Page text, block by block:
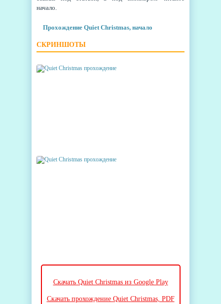
начало.
Прохождение Quiet Christmas, начало
СКРИНШОТЫ
Скачать Quiet Christmas из Google Play
Скачать прохождение Quiet Christmas, PDF